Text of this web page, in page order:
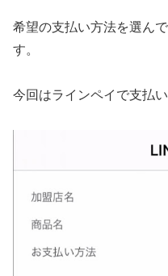
希望の支払い方法を選ん
す。
今回はラインペイで支払い